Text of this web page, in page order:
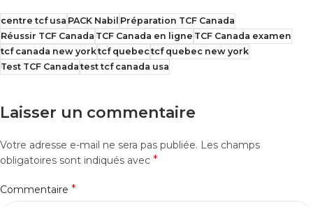
centre tcf usa PACK Nabil Préparation TCF Canada
Réussir TCF Canada TCF Canada en ligne TCF Canada examen
tcf canada new yorktcf quebectcf quebec new york
Test TCF Canada test tcf canada usa
Laisser un commentaire
Votre adresse e-mail ne sera pas publiée. Les champs
obligatoires sont indiqués avec *
Commentaire *